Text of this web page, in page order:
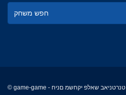
© game-game - טנרטניאב שאלפ יקחשמ םניח